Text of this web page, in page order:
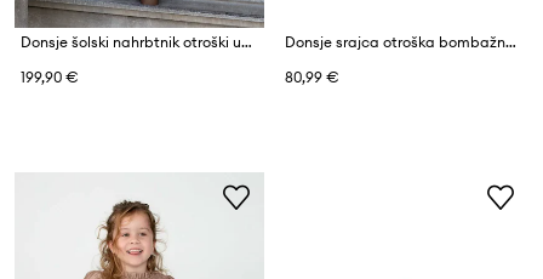
Donsje šolski nahrbtnik otroški usnjeni Umi Schoolbag Koala
199,90 €
Donsje srajca otroška bombažna Chee Shirt
80,99 €